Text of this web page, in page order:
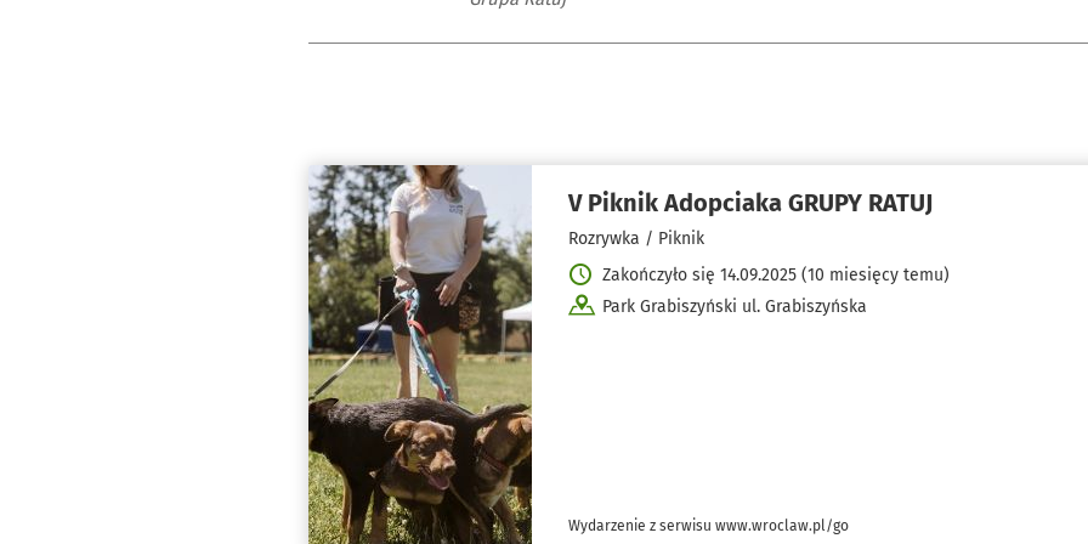
V Piknik Adopciaka GRUPY RATUJ
Rozrywka / Piknik
Zakończyło się 14.09.2025 (10 miesięcy temu)
Park Grabiszyński ul. Grabiszyńska
Wydarzenie z serwisu www.wroclaw.pl/go